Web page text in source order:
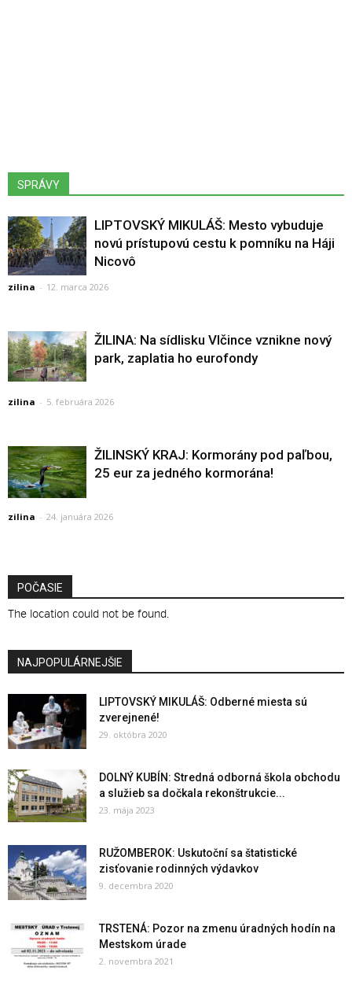
SPRÁVY
LIPTOVSKÝ MIKULÁŠ: Mesto vybuduje
novú prístupovú cestu k pomníku na Háji
Nicovô
zilina - 12. marca 2026
ŽILINA: Na sídlisku Vlčince vznikne nový
park, zaplatia ho eurofondy
zilina - 5. februára 2026
ŽILINSKÝ KRAJ: Kormorány pod paľbou,
25 eur za jedného kormorána!
zilina - 24. januára 2026
POČASIE
The location could not be found.
NAJPOPULÁRNEJŠIE
LIPTOVSKÝ MIKULÁŠ: Odberné miesta sú
zverejnené!
29. októbra 2020
DOLNÝ KUBÍN: Stredná odborná škola obchodu
a služieb sa dočkala rekonštrukcie...
23. mája 2023
RUŽOMBEROK: Uskutoční sa štatistické
zisťovanie rodinných výdavkov
9. decembra 2020
TRSTENÁ: Pozor na zmenu úradných hodín na
Mestskom úrade
2. novembra 2021